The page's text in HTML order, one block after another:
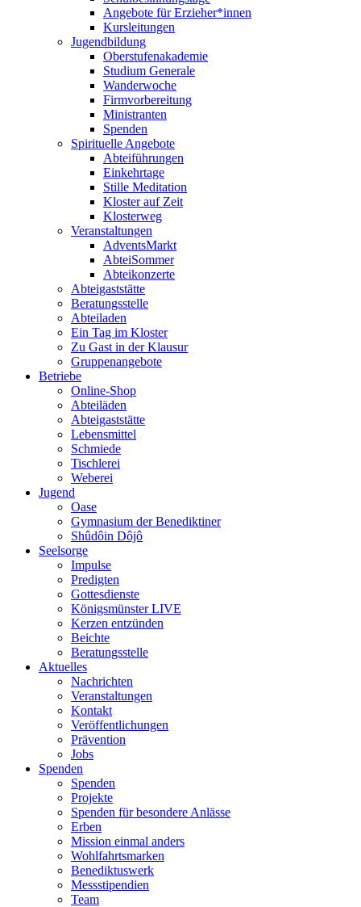
Angebote für Erzieher*innen
Kursleitungen
Jugendbildung
Oberstufenakademie
Studium Generale
Wanderwoche
Firmvorbereitung
Ministranten
Spenden
Spirituelle Angebote
Abteiführungen
Einkehrtage
Stille Meditation
Kloster auf Zeit
Klosterweg
Veranstaltungen
AdventsMarkt
AbteiSommer
Abteikonzerte
Abteigaststätte
Beratungsstelle
Abteiladen
Ein Tag im Kloster
Zu Gast in der Klausur
Gruppenangebote
Betriebe
Online-Shop
Abteiläden
Abteigaststätte
Lebensmittel
Schmiede
Tischlerei
Weberei
Jugend
Oase
Gymnasium der Benediktiner
Shûdôin Dôjô
Seelsorge
Impulse
Predigten
Gottesdienste
Königsmünster LIVE
Kerzen entzünden
Beichte
Beratungsstelle
Aktuelles
Nachrichten
Veranstaltungen
Kontakt
Veröffentlichungen
Prävention
Jobs
Spenden
Spenden
Projekte
Spenden für besondere Anlässe
Erben
Mission einmal anders
Wohlfahrtsmarken
Benediktuswerk
Messstipendien
Team